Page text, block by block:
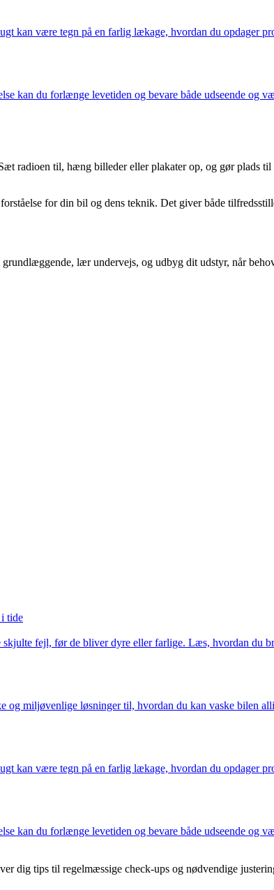
kan være tegn på en farlig lækage, hvordan du opdager
kan du forlænge levetiden og bevare både udseende
radioen til, hæng billeder eller plakater op, og gør plads
for din bil og dens teknik. Det giver både
lær undervejs, og udbyg dit udstyr, når
tide
fejl, før de bliver dyre eller farlige. Læs, hvordan du
miljøvenlige løsninger til, hvordan du kan vaske bilen
kan være tegn på en farlig lækage, hvordan du opdager
kan du forlænge levetiden og bevare både udseende
dig tips til regelmæssige check-ups og nødvendige